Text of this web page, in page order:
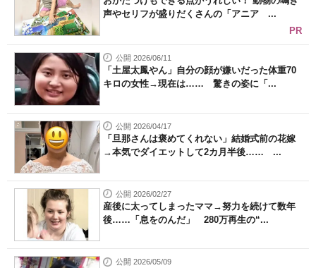
声やセリフが盛りだくさんの「アニア ...
PR
公開 2026/06/11
「土屋太鳳やん」自分の顔が嫌いだった体重70
キロの女性→現在は…… 驚きの姿に「...
公開 2026/04/17
「旦那さんは褒めてくれない」結婚式前の花嫁
→本気でダイエットして2カ月半後…… ...
公開 2026/02/27
産後に太ってしまったママ→努力を続けて数年
後……「息をのんだ」 280万再生の“...
公開 2026/05/09